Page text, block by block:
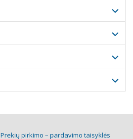
Prekių pirkimo – pardavimo taisyklės